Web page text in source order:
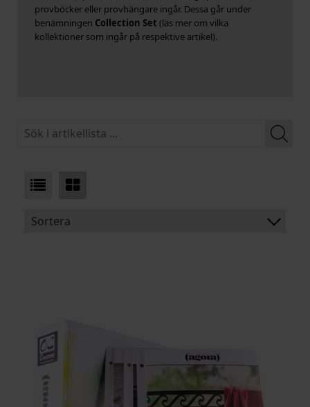
provböcker eller provhängare ingår. Dessa går under
benämningen Collection Set (läs mer om vilka
kollektioner som ingår på respektive artikel).
Sortera